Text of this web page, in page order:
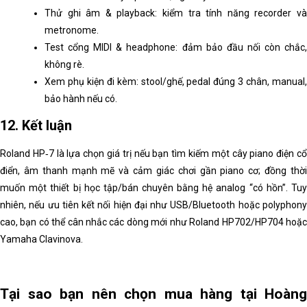
Thử ghi âm & playback: kiểm tra tính năng recorder và
metronome.
Test cổng MIDI & headphone: đảm bảo đầu nối còn chắc,
không rè.
Xem phụ kiện đi kèm: stool/ghế, pedal đúng 3 chân, manual,
bảo hành nếu có.
12. Kết luận
Roland HP‑7 là lựa chọn giá trị nếu bạn tìm kiếm một cây piano điện cổ
điển, âm thanh mạnh mẽ và cảm giác chơi gần piano cơ; đồng thời
muốn một thiết bị học tập/bán chuyên bằng hệ analog “có hồn”. Tuy
nhiên, nếu ưu tiên kết nối hiện đại như USB/Bluetooth hoặc polyphony
cao, bạn có thể cân nhắc các dòng mới như Roland HP702/HP704 hoặc
Yamaha Clavinova.
Tại sao bạn nên chọn mua hàng tại Hoàng